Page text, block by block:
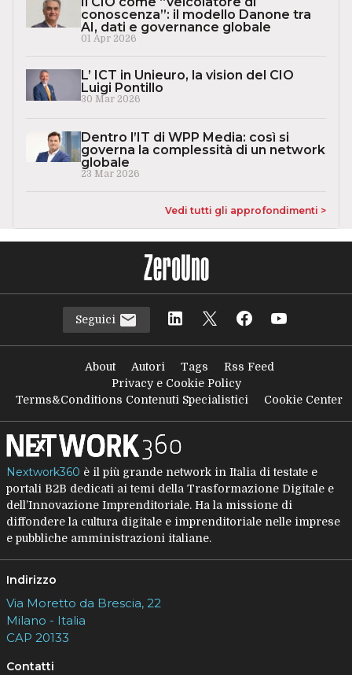
conoscenza”: il modello Danone tra
AI, dati e governance globale
01 Apr 2026
L’ ICT in Unieuro, la vision del CIO
Luigi Pontillo
30 Mar 2026
Dentro l’IT di WPP Media: così si
governa la complessità di un network
globale
23 Mar 2026
Vedi tutti gli approfondimenti >
Seguici
About Autori Tags
Rss Feed
Privacy e Cookie Policy
Terms&Conditions Contenuti Specialistici
Cookie Center
Nextwork360 è il più grande network in Italia di testate e
portali B2B dedicati ai temi della Trasformazione Digitale e
dell’Innovazione Imprenditoriale. Ha la missione di
diffondere la cultura digitale e imprenditoriale nelle imprese
e pubbliche amministrazioni italiane.
Indirizzo
Via Moretto da Brescia, 22
Milano - Italia
CAP 20133
Contatti